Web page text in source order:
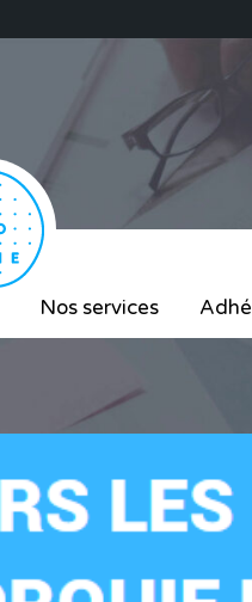
Nos services